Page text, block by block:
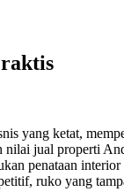
yang ketat,
nilai jual properti
penataan
ruko yang